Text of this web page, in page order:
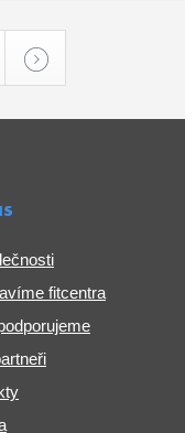
fitcentra